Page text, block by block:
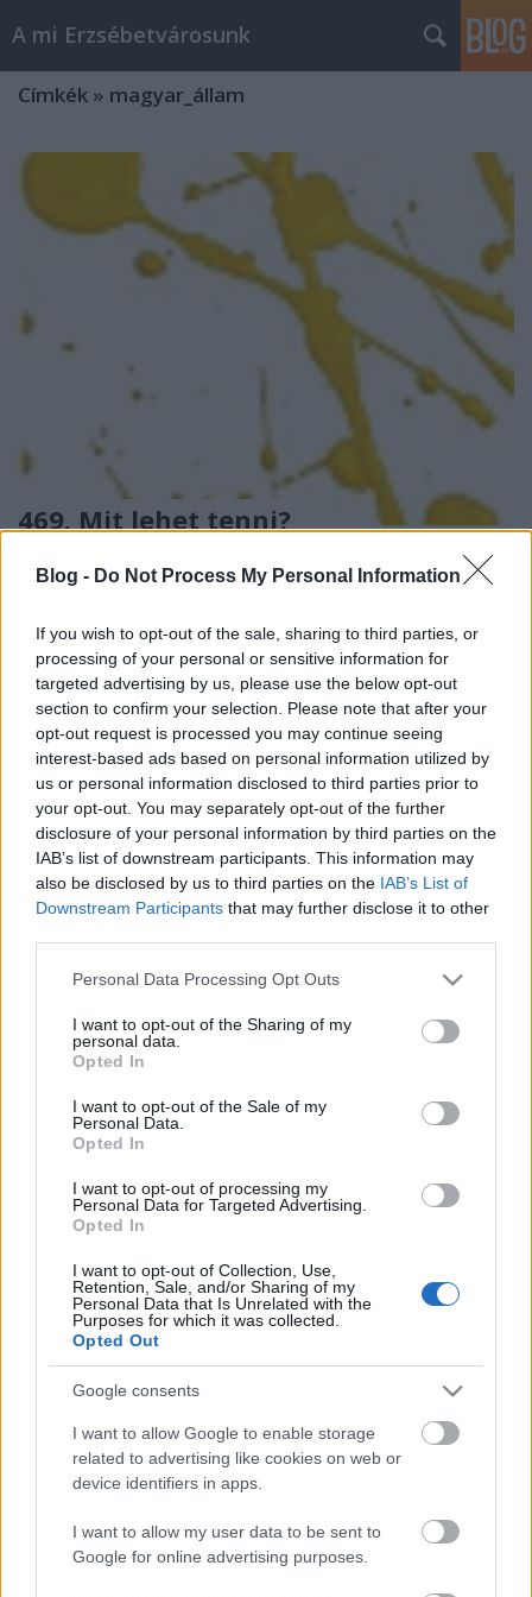
Blog - Do Not Process My Personal Information
If you wish to opt-out of the sale, sharing to third parties, or
processing of your personal or sensitive information for
targeted advertising by us, please use the below opt-out
section to confirm your selection. Please note that after your
opt-out request is processed you may continue seeing
interest-based ads based on personal information utilized by
us or personal information disclosed to third parties prior to
your opt-out. You may separately opt-out of the further
disclosure of your personal information by third parties on the
IAB’s list of downstream participants. This information may
also be disclosed by us to third parties on the IAB’s List of
Downstream Participants that may further disclose it to other
Please note that this website/app uses one or more Google
not limited to your visit or usage behaviour. You may click to
grant or deny consent to Google and its third-party tags to
use your data for below specified purposes in below Google
consent section.
Personal Data Processing Opt Outs
I want to opt-out of the Sharing of my
personal data.
Opted In
I want to opt-out of the Sale of my
Personal Data.
Opted In
I want to opt-out of processing my
Personal Data for Targeted Advertising.
Opted In
I want to opt-out of Collection, Use,
Retention, Sale, and/or Sharing of my
Personal Data that Is Unrelated with the
Purposes for which it was collected.
Opted Out
Google consents
I want to allow Google to enable storage
related to advertising like cookies on web or
device identifiers in apps.
I want to allow my user data to be sent to
Google for online advertising purposes.
A mi Erzsébetvárosunk
Címkék » magyar_állam
469. Mit lehet tenni?
milyen jó nekünk, mert hogy kisebb lett a gáz-, a
villany- meg a többi számlánk. Ez nagyon jó
azoknak, akik a kevesebbet ki tudják fizetni. Sokan
még ezt sem, őket kizárják a szolgáltatásból, sajnos
kilakoltatással is végződhet. Akkor…
2015. október 26.
Olvasom az újságban, hogy kb. ezermilliárd forintért
(ez hétköznapi ésszel felfoghatatlanul nagy pénz) az
állam megveszi a gáz és villamos energia hálózatot a
gaz külföldi multiktól. Onnantól kezdve a magyar
a rezsiharc, az…
367. Magánjelleggel
Tegnap Magyarország miniszterelnöke évértékelő